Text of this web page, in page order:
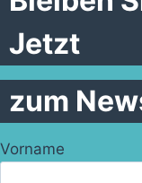
Jetzt
zum
Vorname